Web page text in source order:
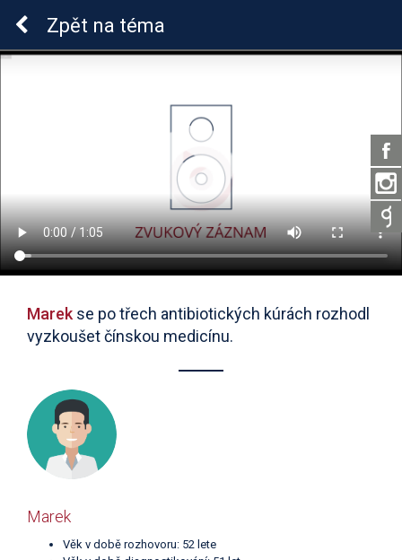
Lymeská borrelióza
Zpět na téma
Marek se po třech antibiotických kúrách rozhodl
vyzkoušet čínskou medicínu.
Marek
Věk v době rozhovoru: 52 lete